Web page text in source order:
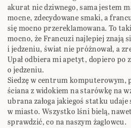
akurat nic dziwnego, sama jestem
mocne, zdecydowane smaki, a
się mocno przereklamowana. To
mocno, że Francuzi najlepiej znają
i jedzeniu, świat nie próżnował, a
Upał odbiera mi apetyt, dopiero po
o jedzeniu.
Siedzę w centrum komputerowym,
ściana z widokiem na starówkę na
ubrana załoga jakiegoś statku udaje
w miasto. Wszystko lśni bielą,
sprawdzić, co na naszym żaglowcu.